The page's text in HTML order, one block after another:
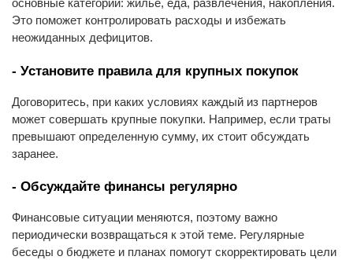
основные категории: жилье, еда, развлечения, накопления.
Это поможет контролировать расходы и избежать
неожиданных дефицитов.
- Установите правила для крупных покупок
Договоритесь, при каких условиях каждый из партнеров
может совершать крупные покупки. Например, если траты
превышают определенную сумму, их стоит обсуждать
заранее.
- Обсуждайте финансы регулярно
Финансовые ситуации меняются, поэтому важно
периодически возвращаться к этой теме. Регулярные
беседы о бюджете и планах помогут скорректировать цели